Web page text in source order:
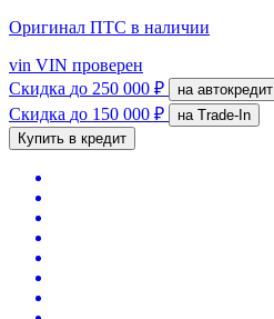
Оригинал ПТС в наличии
vin VIN проверен
Скидка до 250 000 ₽ на автокредит
Скидка до 150 000 ₽
на Trade-In
Купить в кредит